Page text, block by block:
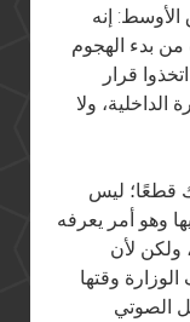
إنه
بدء الهجوم
قرار
الداخلية، ولا
قطعًا؛ ليس
وهو أمر يعرفه
ولكن لأن
وقتها
الصوتي